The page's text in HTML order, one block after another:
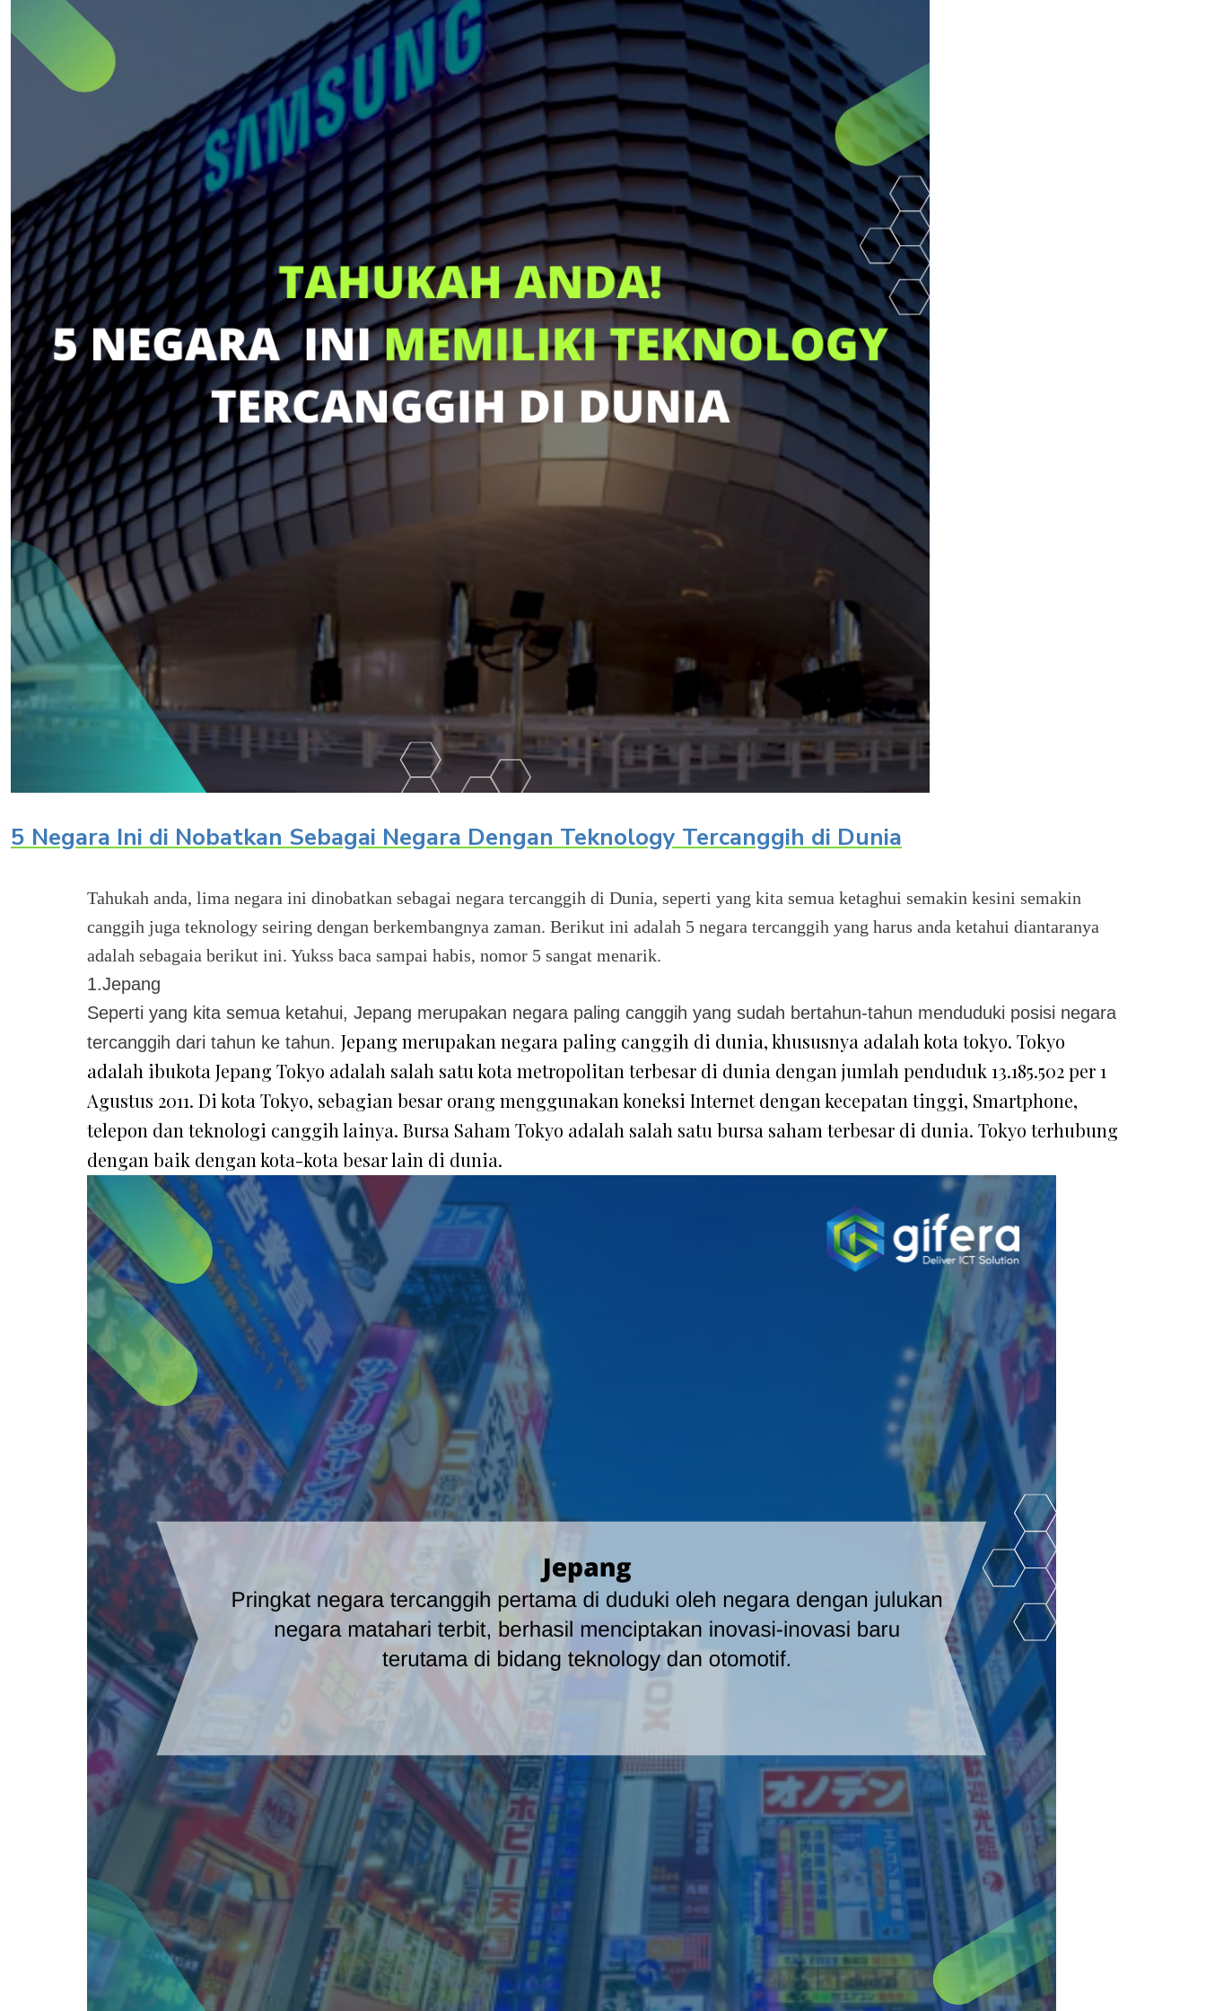
5 Negara Ini di Nobatkan Sebagai Negara Dengan Teknology Tercanggih di Dunia
Tahukah anda, lima negara ini dinobatkan sebagai negara tercanggih di Dunia, seperti yang kita semua ketaghui semakin kesini semakin
canggih juga teknology seiring dengan berkembangnya zaman. Berikut ini adalah 5 negara tercanggih yang harus anda ketahui diantaranya
adalah sebagaia berikut ini. Yukss baca sampai habis, nomor 5 sangat menarik.
1.Jepang
Seperti yang kita semua ketahui, Jepang merupakan negara paling canggih yang sudah bertahun-tahun menduduki posisi negara
tercanggih dari tahun ke tahun. Jepang merupakan negara paling canggih di dunia, khususnya adalah kota tokyo. Tokyo
adalah ibukota Jepang Tokyo adalah salah satu kota metropolitan terbesar di dunia dengan jumlah penduduk 13.185.502 per 1
Agustus 2011. Di kota Tokyo, sebagian besar orang menggunakan koneksi Internet dengan kecepatan tinggi, Smartphone,
telepon dan teknologi canggih lainya. Bursa Saham Tokyo adalah salah satu bursa saham terbesar di dunia. Tokyo terhubung
dengan baik dengan kota-kota besar lain di dunia.